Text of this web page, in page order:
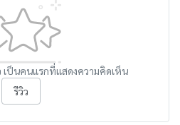
เป็นคนแรกที่แสดงความคิดเห็น
รีวิว